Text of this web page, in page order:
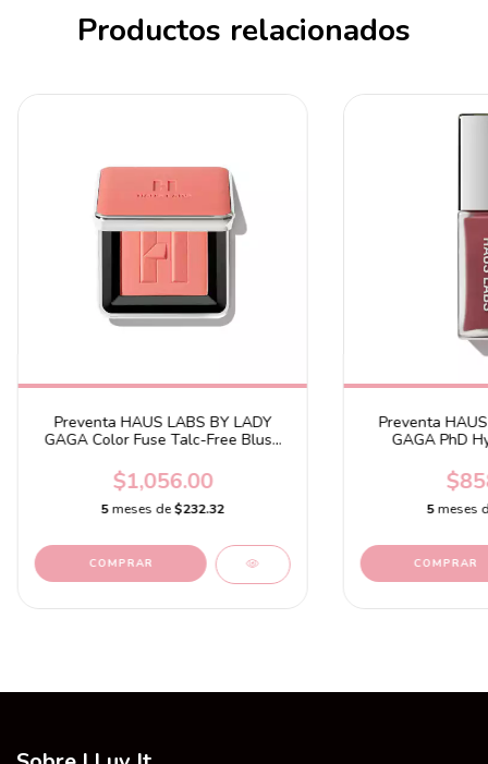
Productos relacionados
Preventa HAUS LABS BY LADY
GAGA Color Fuse Talc-Free Blush
$1,056.00
5meses de$232.32
Preventa
GAGA PhD
5 meses